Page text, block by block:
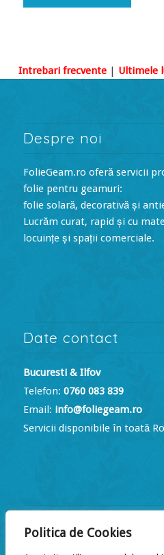
Politica de Cookies
Intrebari frecvente| Ultimele
Despre noi
FolieGeam.ro oferă servicii
folie pentru geamuri:
folie solară, decorativă și
Lucrăm curat, rapid și cu
locuințe și spații comerciale.
Date contact
Bucuresti & Ilfov
Telefon: 0760 083 839
Email: info@foliegeam.ro
Servicii disponibile în toată